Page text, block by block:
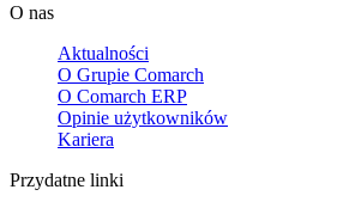
O nas
Aktualności
O Grupie Comarch
O Comarch ERP
Opinie użytkowników
Kariera
Przydatne linki